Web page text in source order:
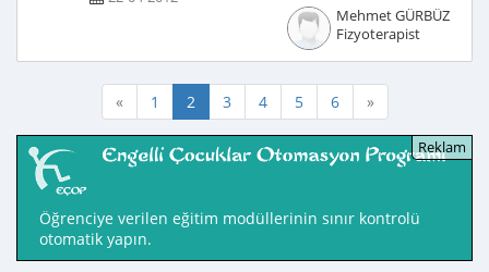
Mehmet GÜRBÜZ
Fizyoterapist
« 1 2 3 4 5 6 »
Öğrenciye verilen eğitim modüllerinin sınır kontrolü
otomatik yapın.